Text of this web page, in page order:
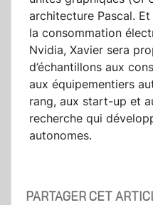
architecture Pascal.
la consommation
Nvidia, Xavier sera
d’échantillons aux
aux équipementiers
rang, aux start-up et
recherche qui
autonomes.
PARTAGER CET